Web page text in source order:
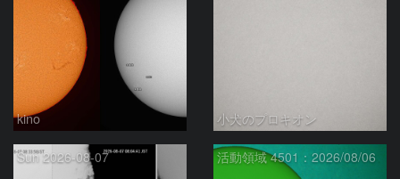
kino 小犬のプロキオン
Sun 2026-08-07 活動領域 4501：2026/08/06